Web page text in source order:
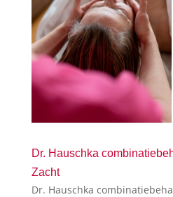
Dr. Hauschka
Zacht
Dr. Hauschka